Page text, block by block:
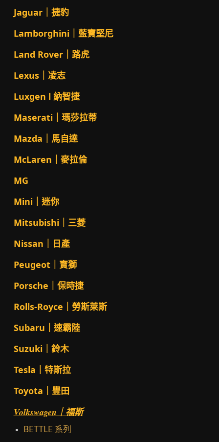
Jaguar｜捷豹
Lamborghini｜藍寶堅尼
Land Rover｜路虎
Lexus｜凌志
Luxgen l 納智捷
Maserati｜瑪莎拉蒂
Mazda｜馬自達
McLaren｜麥拉倫
MG
Mini｜迷你
Mitsubishi｜三菱
Nissan｜日產
Peugeot｜寶獅
Porsche｜保時捷
Rolls-Royce｜勞斯萊斯
Subaru｜速霸陸
Suzuki｜鈴木
Tesla｜特斯拉
Toyota｜豐田
Volkswagen｜福斯
BETTLE 系列